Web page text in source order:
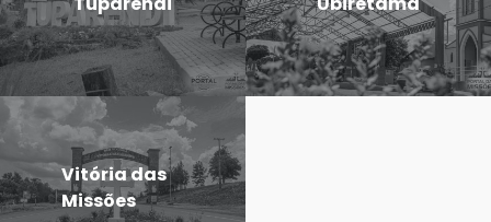
Vitória das
Missões